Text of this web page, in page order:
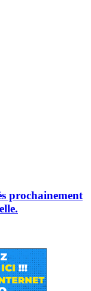
prochainement